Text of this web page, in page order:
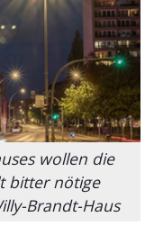
wollen die
bitter nötige
Brandt-Haus